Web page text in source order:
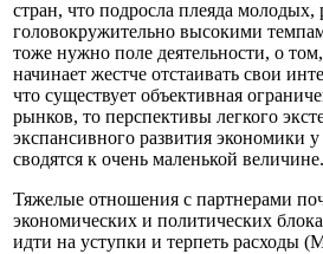
стран, что подросла плеяда молодых,
головокружительно высокими
тоже нужно поле деятельности, о
начинает жестче отстаивать свои
что существует объективная
рынков, то перспективы легкого
экспансивного развития экономики у
сводятся к очень маленькой величине.
Тяжелые отношения с партнерами
экономических и политических
идти на уступки и терпеть расходы